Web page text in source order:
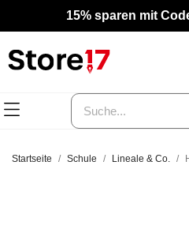
15% sparen mit
Startseite Schule Lineale & Co.